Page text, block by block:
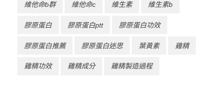
維他命b群 維他命c 維生素 維生素b
膠原蛋白 膠原蛋白ptt 膠原蛋白功效
膠原蛋白推薦 膠原蛋白迷思 葉黃素 雞精
雞精功效 雞精成分 雞精製造過程